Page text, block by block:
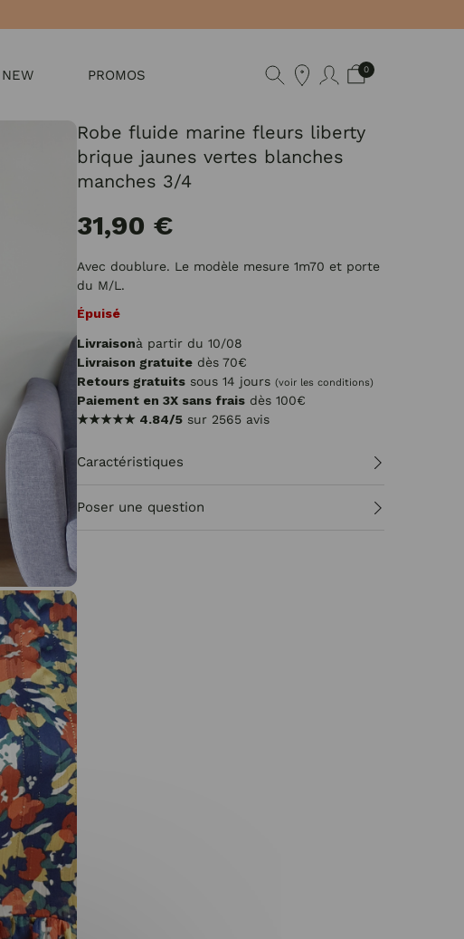
NEW PROMOS 0
Robe fluide marine fleurs liberty
brique jaunes vertes blanches
manches 3/4
31,90 €
Avec doublure. Le modèle mesure 1m70 et porte
du M/L.
Épuisé
Livraisonà partir du 10/08
Livraison gratuite dès 70€
Retours gratuits sous 14 jours (voir les conditions)
Paiement en 3X sans frais dès 100€
★★★★★ 4.84/5 sur 2565 avis
Caractéristiques
Poser une question